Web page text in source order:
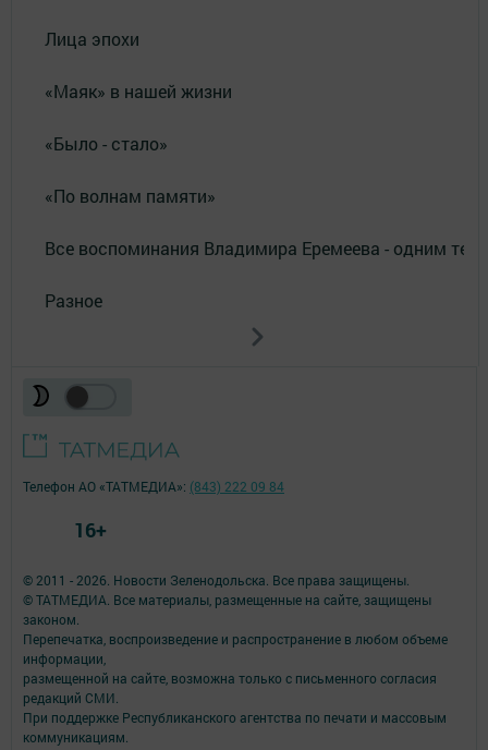
Лица эпохи
«Маяк» в нашей жизни
«Было - стало»
«По волнам памяти»
Все воспоминания Владимира Еремеева - одним
Разное
© 2011 - 2026. Новости Зеленодольска. Все права защищены.
© ТАТМЕДИА. Все материалы, размещенные на сайте, защищены
законом.
Перепечатка, воспроизведение и распространение в любом объеме
информации,
размещенной на сайте, возможна только с письменного согласия
редакций СМИ.
При поддержке Республиканского агентства по печати и массовым
коммуникациям.
Телефон АО «ТАТМЕДИА»: (843) 222 09 84
16+